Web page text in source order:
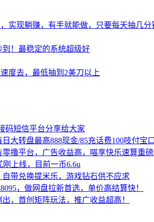
实现躺赚，有手就能做，只要每天抽几分
！最稳定的系统超级好
度去，最低抽到2美刀以上
码短信平台分享给大家
日大转盘最高888现金/85充话费100吱付宝
撸平台，广告收益高，喵享快乐速算重磅
上线，目前一币6.6u
自带兑换提米乐，游戏钻石供不应求
，做网盘拉新首选，单价高结算快！
出，首创矩阵玩法，推广收益超高！